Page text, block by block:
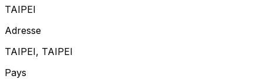
TAIPEI
Adresse
TAIPEI, TAIPEI
Pays